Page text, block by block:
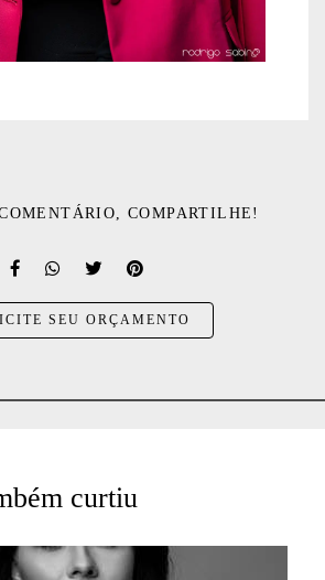
COMPARTILHE!
SEU ORÇAMENTO
curtiu